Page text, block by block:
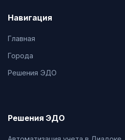
Навигация
Главная
Города
Решения ЭДО
Решения ЭДО